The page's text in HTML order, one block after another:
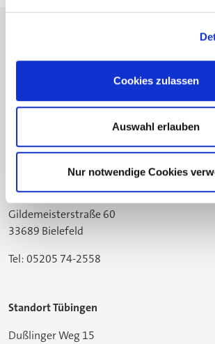
Cookies zulassen
Auswahl erlauben
Nur notwendige Cookies
Fortbildung
Projekte
Gildemeisterstraße 60
33689 Bielefeld
Tel: 05205 74-2558
Standort Tübingen
Dußlinger Weg 15